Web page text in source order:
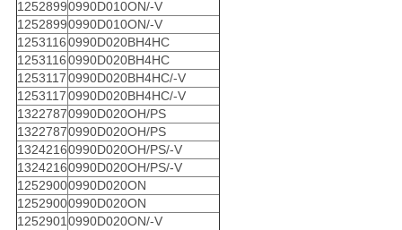
12528990990D010ON/-V
12528990990D010ON/-V
12531160990D020BH4HC
12531160990D020BH4HC
12531170990D020BH4HC/-V
12531170990D020BH4HC/-V
13227870990D020OH/PS
13227870990D020OH/PS
13242160990D020OH/PS/-V
13242160990D020OH/PS/-V
12529000990D020ON
12529000990D020ON
12529010990D020ON/-V